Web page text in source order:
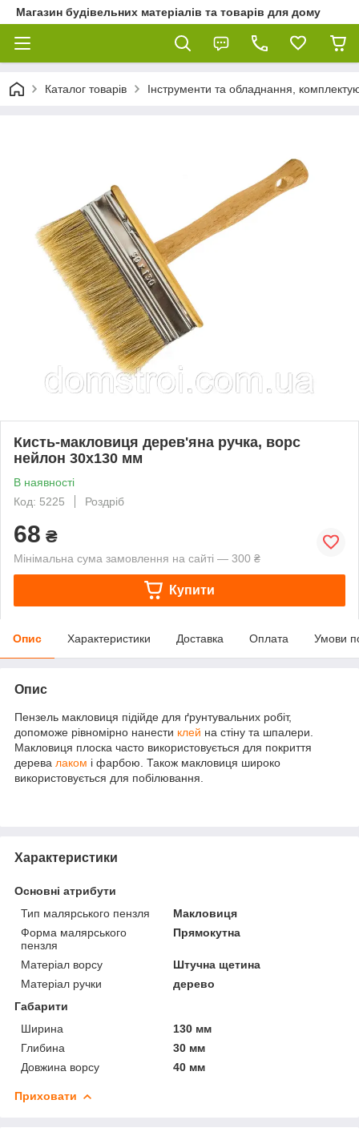
Магазин будівельних матеріалів та товарів для дому
Каталог товарів Інструменти та обладнання,
Кисть-макловиця дерев'яна ручка, ворс
нейлон 30х130 мм
В наявності
Код: 5225
Роздріб
68 ₴
Мінімальна сума замовлення на сайті — 300 ₴
Купити
Опис Характеристики Доставка Оплата Умови
Опис
Пензель макловиця підійде для ґрунтувальних робіт,
допоможе рівномірно нанести клей на стіну та шпалери.
Макловиця плоска часто використовується для покриття
дерева лаком і фарбою. Також макловиця широко
використовується для побілювання.
Характеристики
Основні атрибути
Тип малярського пензля
Макловиця
Форма малярського
пензля
Прямокутна
Матеріал ворсу
Штучна щетина
Матеріал ручки
дерево
Габарити
Ширина
130 мм
Глибина
30 мм
Довжина ворсу
40 мм
Приховати